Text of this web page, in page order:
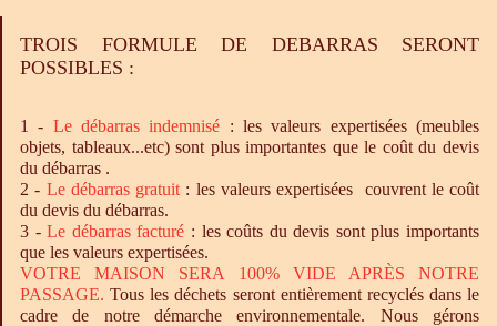
TROIS FORMULE DE DEBARRAS SERONT
POSSIBLES :
1 - Ledébarras indemnisé : les valeurs expertisées (meubles
objets, tableaux...etc) sont plus importantes que le coût du devis
du débarras .
2 - Le débarrasgratuit : les valeurs expertisées couvrent le coût
du devis du débarras.
3 -Le débarrasfacturé : les coûts du devis sont plus importants
que les valeurs expertisées.
VOTRE MAISON SERA 100% VIDE APRÈS NOTRE
PASSAGE. Tous les déchets seront entièrement recyclés dans le
cadre de notre démarche environnementale. Nous gérons